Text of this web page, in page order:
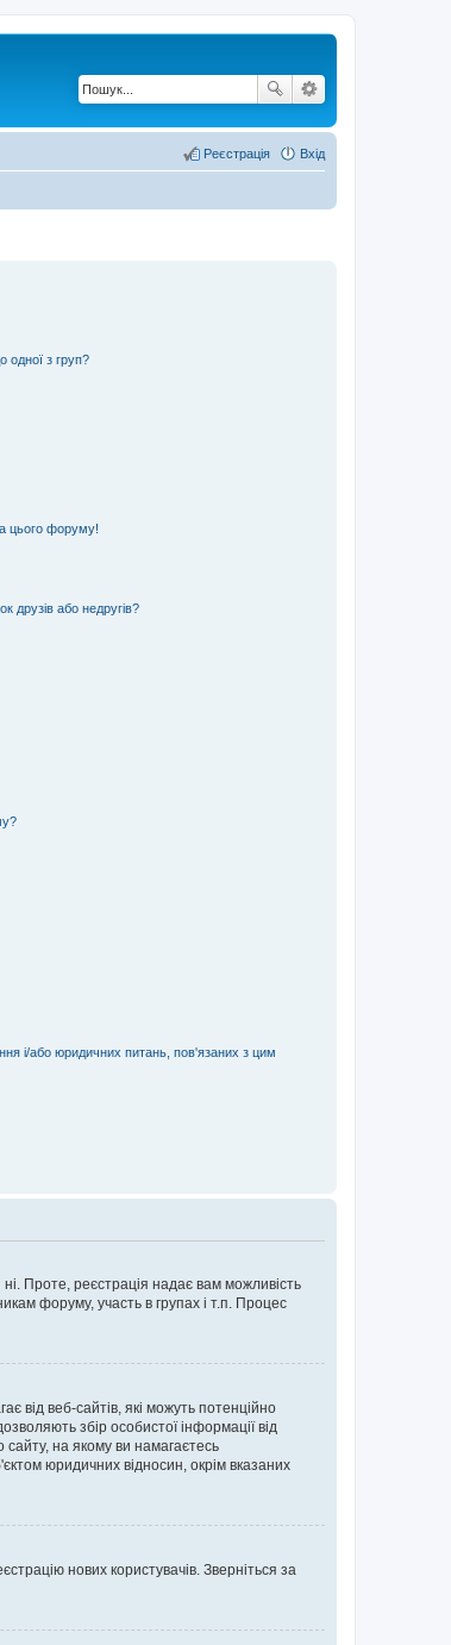
Вхід
Реєстрація
одної з груп?
цього форуму!
друзів або недругів?
і/або юридичних питань, пов'язаних з цим
Проте, реєстрація надає вам можливість
форуму, участь в групах і т.п. Процес
від веб-сайтів, які можуть потенційно
збір особистої інформації від
на якому ви намагаєтесь
юридичних відносин, окрім вказаних
нових користувачів. Зверніться за